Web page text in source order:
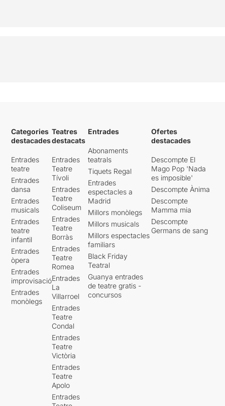
Categories
destacades
Entrades
teatre
Entrades
dansa
Entrades
musicals
Entrades
teatre
infantil
Entrades
òpera
Entrades
improvisació
Entrades
monòlegs
Teatres
destacats
Entrades
Teatre
Tívoli
Entrades
Teatre
Coliseum
Entrades
Teatre
Borràs
Entrades
Teatre
Romea
Entrades
La
Villarroel
Entrades
Teatre
Condal
Entrades
Teatre
Victòria
Entrades
Teatre
Apolo
Entrades
Entrades
Abonaments
teatrals
Tiquets Regal
Entrades
espectacles a
Madrid
Millors monòlegs
Millors musicals
Millors espectacles
familiars
Black Friday
Teatral
Guanya entrades
de teatre gratis -
concursos
Ofertes
destacades
Descompte El
Mago Pop 'Nada
es imposible'
Descompte Ànima
Descompte
Mamma mia
Descompte
Germans de sang